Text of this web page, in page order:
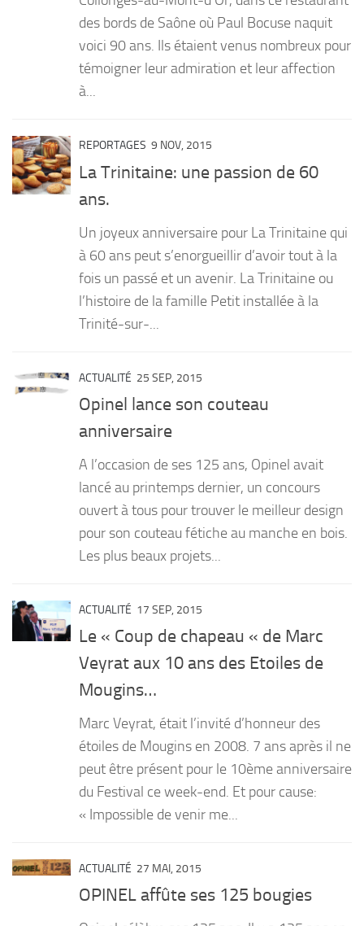
des bords de Saône où Paul Bocuse naquit
voici 90 ans. Ils étaient venus nombreux pour
témoigner leur admiration et leur affection
à...
REPORTAGES 9 NOV, 2015
La Trinitaine: une passion de 60
ans.
Un joyeux anniversaire pour La Trinitaine qui
à 60 ans peut s’enorgueillir d’avoir tout à la
fois un passé et un avenir. La Trinitaine ou
l’histoire de la famille Petit installée à la
Trinité-sur-...
ACTUALITÉ 25 SEP, 2015
Opinel lance son couteau
anniversaire
A l’occasion de ses 125 ans, Opinel avait
lancé au printemps dernier, un concours
ouvert à tous pour trouver le meilleur design
pour son couteau fétiche au manche en bois.
Les plus beaux projets...
ACTUALITÉ 17 SEP, 2015
Le « Coup de chapeau « de Marc
Veyrat aux 10 ans des Etoiles de
Mougins…
Marc Veyrat, était l’invité d’honneur des
étoiles de Mougins en 2008. 7 ans après il ne
peut être présent pour le 10ème anniversaire
du Festival ce week-end. Et pour cause:
« Impossible de venir me...
ACTUALITÉ 27 MAI, 2015
OPINEL affûte ses 125 bougies